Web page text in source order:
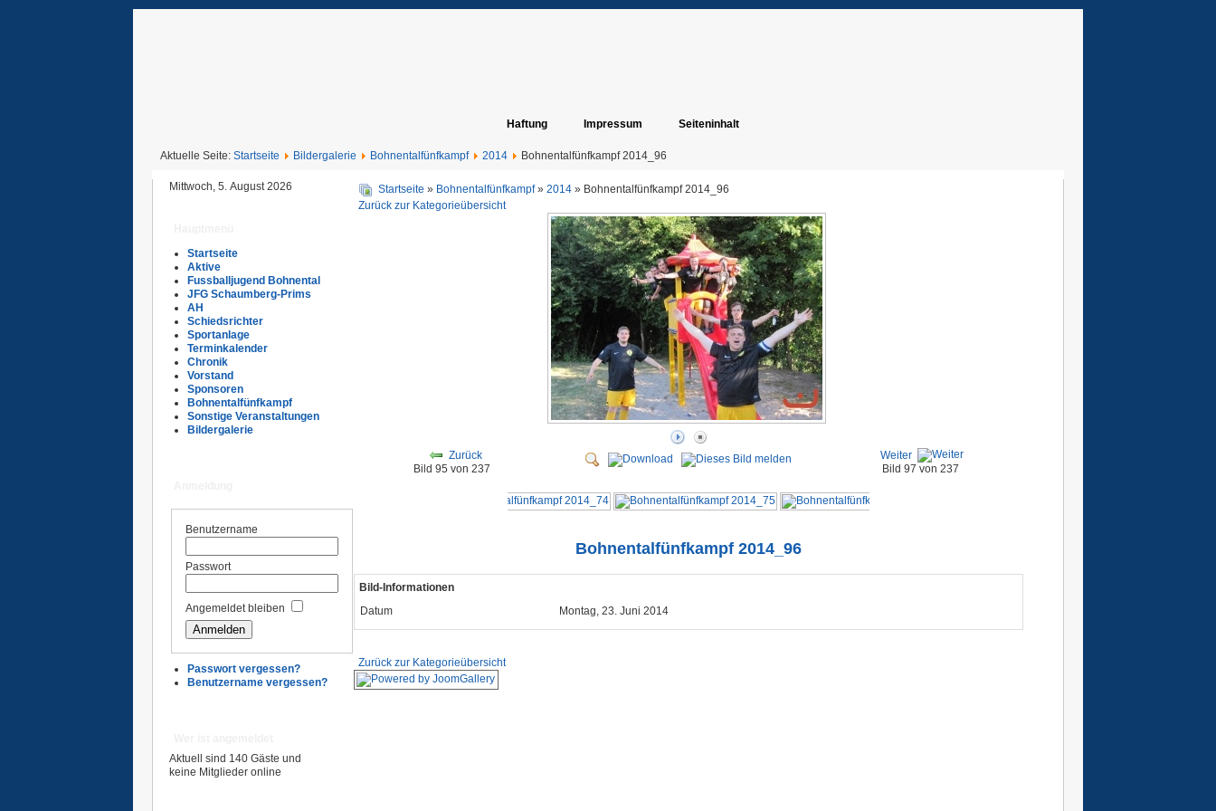
Haftung Impressum Seiteninhalt
Aktuelle Seite: Startseite Bildergalerie Bohnentalfünfkampf 2014 Bohnentalfünfkampf 2014_96
Mittwoch, 5. August 2026
Startseite
Aktive
Fussballjugend Bohnental
JFG Schaumberg-Prims
AH
Schiedsrichter
Sportanlage
Terminkalender
Chronik
Vorstand
Sponsoren
Bohnentalfünfkampf
Sonstige Veranstaltungen
Bildergalerie
Benutzername
Passwort
Angemeldet bleiben
Passwort vergessen?
Benutzername vergessen?
Aktuell sind 140 Gäste und
keine Mitglieder online
Startseite » Bohnentalfünfkampf» 2014 » Bohnentalfünfkampf 2014_96
Zurück zur Kategorieübersicht
Zurück
Bild 95 von 237
Weiter
Bild 97 von 237
Bohnentalfünfkampf 2014_96
Bild-Informationen
Datum
Montag, 23. Juni 2014
Zurück zur Kategorieübersicht